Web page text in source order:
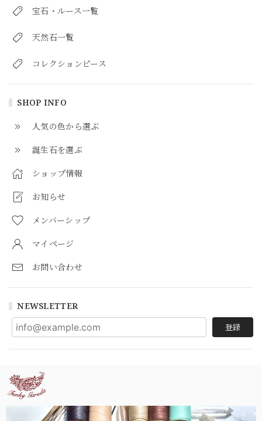
宝石・ルース一覧
天然石一覧
コレクションピース
SHOP INFO
人気の色から選ぶ
誕生石を選ぶ
ショップ情報
お知らせ
メンバーシップ
マイページ
お問い合わせ
NEWSLETTER
登録